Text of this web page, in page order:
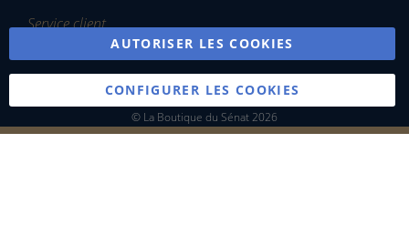
Service client
© La Boutique du Sénat 2026
AUTORISER LES COOKIES
CONFIGURER LES COOKIES